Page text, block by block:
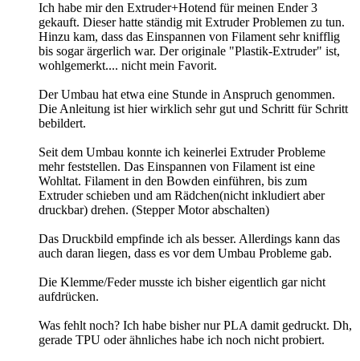
Ich habe mir den Extruder+Hotend für meinen Ender 3
gekauft. Dieser hatte ständig mit Extruder Problemen zu tun.
Hinzu kam, dass das Einspannen von Filament sehr knifflig
bis sogar ärgerlich war. Der originale "Plastik-Extruder" ist,
wohlgemerkt.... nicht mein Favorit.
Der Umbau hat etwa eine Stunde in Anspruch genommen.
Die Anleitung ist hier wirklich sehr gut und Schritt für Schritt
bebildert.
Seit dem Umbau konnte ich keinerlei Extruder Probleme
mehr feststellen. Das Einspannen von Filament ist eine
Wohltat. Filament in den Bowden einführen, bis zum
Extruder schieben und am Rädchen(nicht inkludiert aber
druckbar) drehen. (Stepper Motor abschalten)
Das Druckbild empfinde ich als besser. Allerdings kann das
auch daran liegen, dass es vor dem Umbau Probleme gab.
Die Klemme/Feder musste ich bisher eigentlich gar nicht
aufdrücken.
Was fehlt noch? Ich habe bisher nur PLA damit gedruckt. Dh,
gerade TPU oder ähnliches habe ich noch nicht probiert.